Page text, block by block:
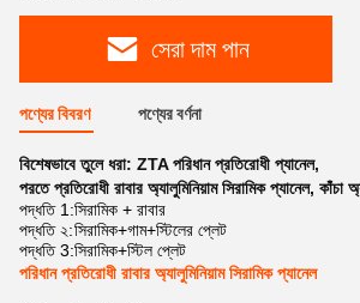
সেরা দাম পান
পণ্যের বিবরণ পণ্যের বর্ণনা
বিশেষভাবে তুলে ধরা: ZTA পরিধান প্রতিরোধী প্যানেল,
পরতে প্রতিরোধী রাবার অ্যালুমিনিয়াম সিরামিক প্যানেল, কাঁচা
পদ্ধতি 1:সিরামিক + রাবার
পদ্ধতি ২:সিরামিক+গাম+স্টিলের প্লেট
পদ্ধতি 3:সিরামিক+স্টিল প্লেট
পরিধান প্রতিরোধী রাবার অ্যালুমিনিয়াম সিরামিক প্যানেল